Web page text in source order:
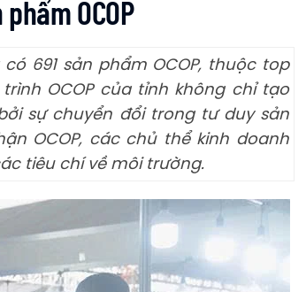
OCOP
691 sản phẩm OCOP, thuộc top
OCOP của tỉnh không chỉ tạo
sự chuyển đổi trong tư duy sản
OCOP, các chủ thể kinh doanh
tiêu chí về môi trường.